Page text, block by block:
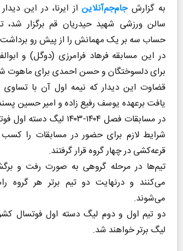
به گزارشجام‌جم‌آنلایناز ایرنا، در این
سالن ورزشی شهید حیدریان قم برگزار شد،
حساب سه بر یک مهمانش را از پیش رو
در این مسابقه فرهاد فرامرزی (دوگل) و
برای دلسوختگان و حسن احمدی برای ماهوت
قضاوت این دیدار که نیمه اول آن با
یافت برعهده یوسف رفیع زاده و امیر حسین
شرایط لازم برای حضور در مسابقات را
قرعه‌کشی در چهار گروه قرار گرفتند.
تیم‌ها در مرحله گروهی به صورت رفت و
می‌کنند و درنهایت دو تیم برتر هر گروه
می‌شوند.
دو تیم اول و دوم لیگ دسته اول فوتسال
لیگ برتر خواهند شد.